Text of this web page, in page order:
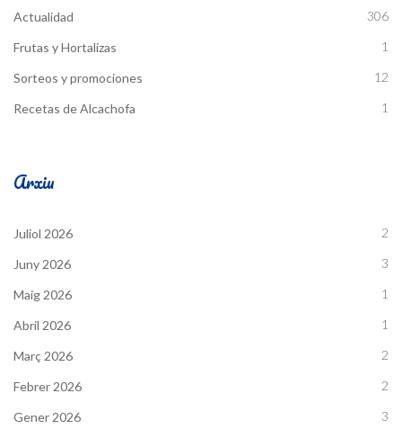
Actualidad 306
Frutas y Hortalizas 1
Sorteos y promociones 12
Recetas de Alcachofa 1
Arxiu
Juliol 2026 2
Juny 2026 3
Maig 2026 1
Abril 2026 1
Març 2026 2
Febrer 2026 2
Gener 2026 3